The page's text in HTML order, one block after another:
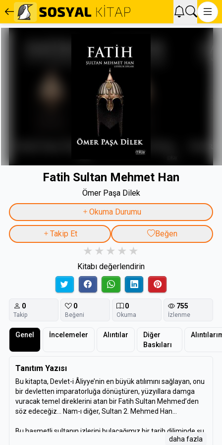
Fatih Sultan Mehmet Han
Ömer Paşa Dilek
Okuma Durumu
Takip Et Beğen
Kitabı değerlendirin
0
Takip
0
Beğeni
0
Okuma
755
İzlenme
Genel İncelemeler Alıntılar
Diğer
Baskıları
Tanıtım Yazısı
Bu kitapta, Devlet-i Âliyye’nin en büyük atılımını sağlayan, onu
bir devletten imparatorluğa dönüştüren, yüzyıllara damga
vuracak temel direklerini atan bir Fatih Sultan Mehmed’den
söz edeceğiz… Nam-ı diğer, Sultan 2. Mehmed Han…
Bu haşmetli sultanın izlerini bulacağımız bir tarih diliminde şu
daha fazla